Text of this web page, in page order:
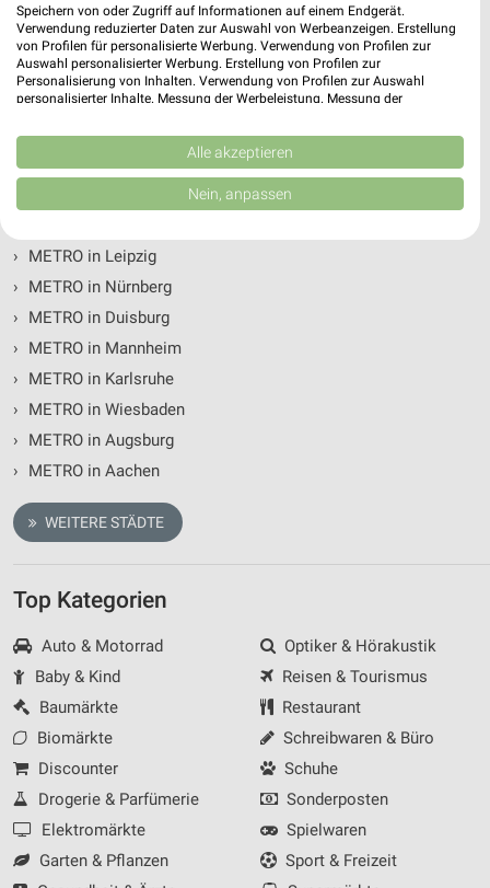
› METRO in München
› METRO in Köln
› METRO in Frankfurt (Main)
› METRO in Dortmund
› METRO in Düsseldorf
› METRO in Essen
›
METRO in Leipzig
›
METRO in Nürnberg
›
METRO in Duisburg
›
METRO in Mannheim
›
METRO in Karlsruhe
›
METRO in Wiesbaden
›
METRO in Augsburg
›
METRO in Aachen
WEITERE STÄDTE
Top Kategorien
Auto & Motorrad
Baby & Kind
Baumärkte
Biomärkte
Discounter
Drogerie & Parfümerie
Elektromärkte
Garten & Pflanzen
Optiker & Hörakustik
Reisen & Tourismus
Restaurant
Schreibwaren & Büro
Schuhe
Sonderposten
Spielwaren
Sport & Freizeit
Speichern von oder Zugriff auf Informationen auf einem Endgerät.
Verwendung reduzierter Daten zur Auswahl von Werbeanzeigen. Erstellung
von Profilen für personalisierte Werbung. Verwendung von Profilen zur
Auswahl personalisierter Werbung. Erstellung von Profilen zur
Personalisierung von Inhalten. Verwendung von Profilen zur Auswahl
personalisierter Inhalte. Messung der Werbeleistung. Messung der
Kombinationen von Daten aus verschiedenen Quellen. Entwicklung und
Verbesserung der Angebote. Verwendung reduzierter Daten zur Auswahl
von Inhalten.
Daten können außerhalb der Europäischen Union weitergegeben und in die
USA gesendet werden.
Website/App.
IAB-Verarbeitungszwecke:
auf einem Endgerät
Werbeanzeigen
Werbung
Erstellung von Profilen zur Personalisierung
Verwendung von Profilen zur Auswahl
personalisierter Inhalte
Messung der Werbeleistung
Messung der Performance von Inhalten
Analyse von Zielgruppen durch Statistiken oder
Kombinationen von Daten aus verschiedenen
Quellen
Alle akzeptieren
Nein, anpassen